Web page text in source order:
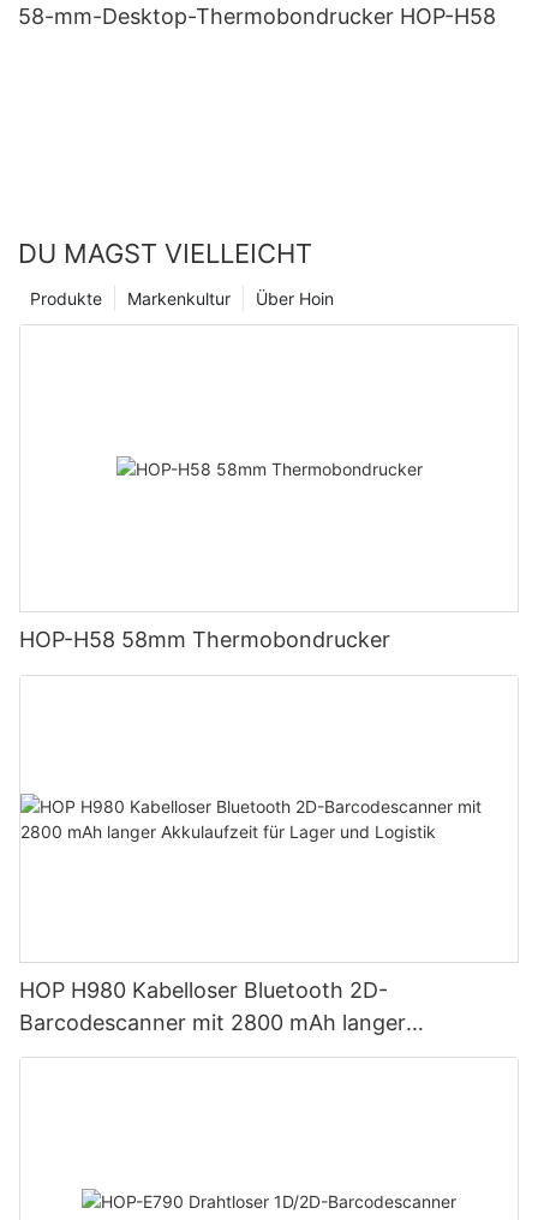
58-mm-Desktop-Thermobondrucker HOP-H58
DU MAGST VIELLEICHT
Über Hoin
Markenkultur
Produkte
HOP-H58 58mm Thermobondrucker
HOP H980 Kabelloser Bluetooth 2D-
Barcodescanner mit 2800 mAh langer
Akkulaufzeit für Lager und Logistik